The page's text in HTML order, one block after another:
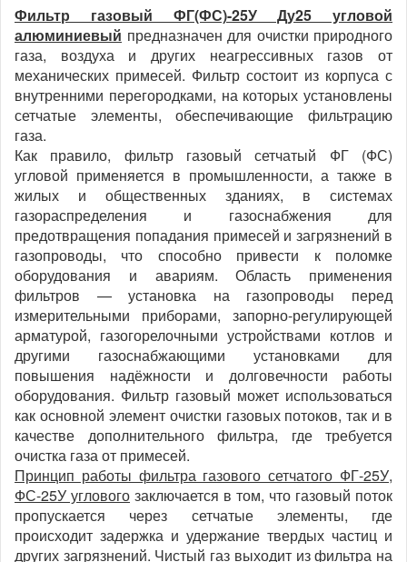
Фильтр газовый ФГ(ФС)-25У Ду25 угловой
алюминиевый предназначен для очистки природного
газа, воздуха и других неагрессивных газов от
механических примесей. Фильтр состоит из корпуса с
внутренними перегородками, на которых установлены
сетчатые элементы, обеспечивающие фильтрацию
газа.
Как правило, фильтр газовый сетчатый ФГ (ФС)
угловой применяется в промышленности, а также в
жилых и общественных зданиях, в системах
газораспределения и газоснабжения для
предотвращения попадания примесей и загрязнений в
газопроводы, что способно привести к поломке
оборудования и авариям.
Область применения
фильтров — установка на газопроводы перед
измерительными приборами, запорно-регулирующей
арматурой, газогорелочными устройствами котлов и
другими газоснабжающими установками для
повышения надёжности и долговечности работы
оборудования. Фильтр газовый может использоваться
как основной элемент очистки газовых потоков, так и в
качестве дополнительного фильтра, где требуется
очистка газа от примесей.
Принцип работы фильтра газового сетчатого ФГ-25У,
ФС-25У углового заключается в том, что газовый поток
пропускается через сетчатые элементы, где
происходит задержка и удержание твердых частиц и
других загрязнений. Чистый газ выходит из фильтра на